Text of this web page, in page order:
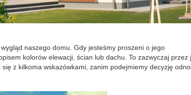
naszego domu. Gdy jesteśmy proszeni o jego
kolorów elewacji, ścian lub dachu. To zazwyczaj przez
z kilkoma wskazówkami, zanim podejmiemy decyzję